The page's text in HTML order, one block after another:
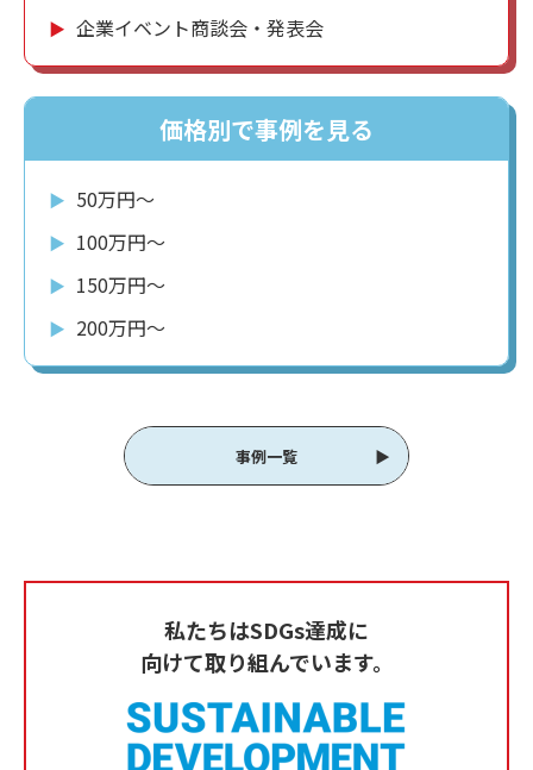
▶︎ 企業イベント商談会・発表会
価格別で事例を見る
▶︎ 50万円〜
▶︎ 100万円〜
▶︎ 150万円〜
▶︎ 200万円〜
事例一覧
私たちはSDGs達成に
向けて取り組んでいます。